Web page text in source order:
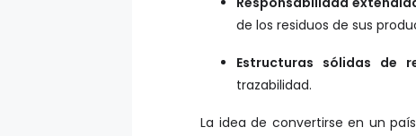
de los residuos de sus
Estructuras sólidas de
trazabilidad.
La idea de convertirse en un